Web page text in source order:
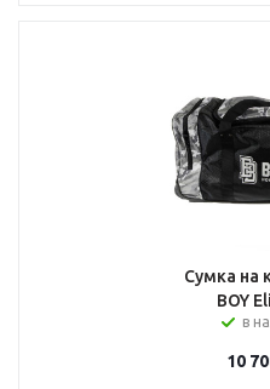
Сумка на
BOY
в
10